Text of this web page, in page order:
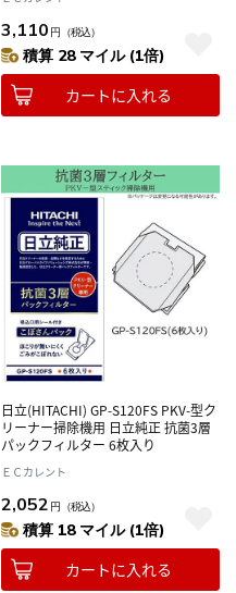
3,110 円 （税込）
積算 28 マイル (1倍)
カートに入れる
日立(HITACHI) GP-S120FS PKV-型ク
リーナー掃除機用 日立純正 抗菌3層
パックフィルター 6枚入り
ＥＣカレント
2,052 円 （税込）
積算 18 マイル (1倍)
カートに入れる